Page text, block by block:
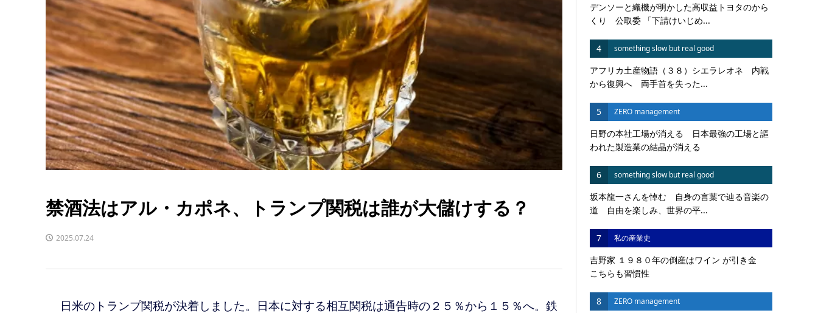
禁酒法はアル・カポネ、トランプ関税は誰が大儲けする？
2025.07.24
日米のトランプ関税が決着しました。
日本に対する相互関税は通告時の２５％から１５％へ。鉄
デンソーと織機が明かした高収益トヨタのから
くり 公取委 「下請けいじめ...
4 something slow but real good
アフリカ土産物語（３８）シエラレオネ 内戦
から復興へ 両手首を失った...
5 ZERO management
日野の本社工場が消える 日本最強の工場と謳
われた製造業の結晶が消える
6 something slow but real good
坂本龍一さんを悼む 自身の言葉で辿る音楽の
道 自由を楽しみ、世界の平...
7 私の産業史
吉野家 １９８０年の倒産はワイン が引き金
こちらも習慣性
8 ZERO management